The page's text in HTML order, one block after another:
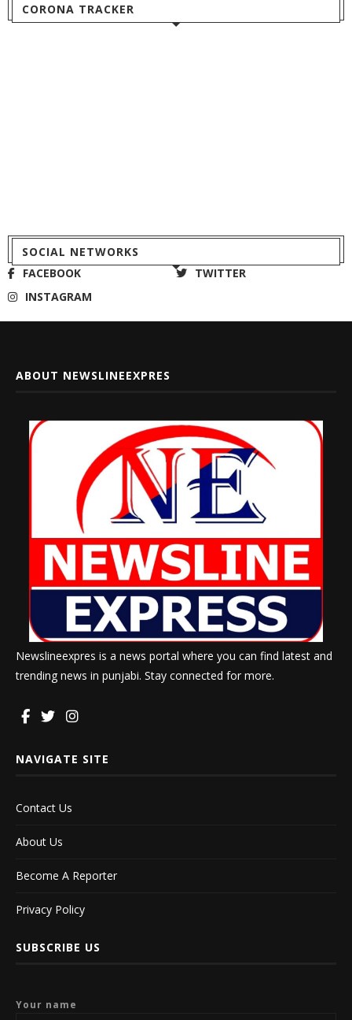
CORONA TRACKER
SOCIAL NETWORKS
FACEBOOK
TWITTER
INSTAGRAM
ABOUT NEWSLINEEXPRES
Newslineexpres is a news portal where you can find latest and
trending news in punjabi. Stay connected for more.
NAVIGATE SITE
Contact Us
About Us
Become A Reporter
Privacy Policy
SUBSCRIBE US
Your name